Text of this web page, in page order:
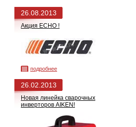
26.08.2013
Акция ECHO !
подробнее
26.02.2013
Новая линейка сварочных
инверторов AIKEN!